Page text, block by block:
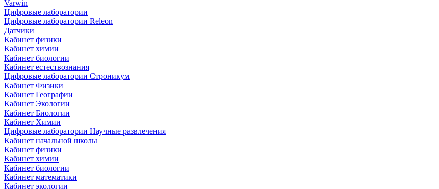
Varwin
Цифровые лаборатории
Цифровые лаборатории Releon
Датчики
Кабинет физики
Кабинет химии
Кабинет биологии
Кабинет естествознания
Цифровые лаборатории Строникум
Кабинет Физики
Кабинет Географии
Кабинет Экологии
Кабинет Биологии
Кабинет Химии
Цифровые лаборатории Научные развлечения
Кабинет начальной школы
Кабинет физики
Кабинет химии
Кабинет биологии
Кабинет математики
Кабинет экологии